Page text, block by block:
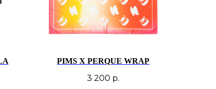
PIMS X PERQUE WRAP
3 200 р.